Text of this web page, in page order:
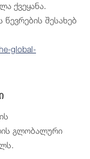
ქვეყანა.
შესახებ
global-
გლობალური